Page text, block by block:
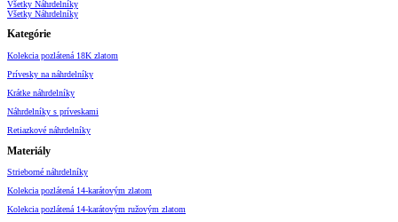
Všetky Náhrdelníky
Všetky Náhrdelníky
Kategórie
Kolekcia pozlátená 18K zlatom
Prívesky na náhrdelníky
Krátke náhrdelníky
Náhrdelníky s príveskami
Retiazkové náhrdelníky
Materiály
Strieborné náhrdelníky
Kolekcia pozlátená 14-karátovým zlatom
Kolekcia pozlátená 14-karátovým ružovým zlatom